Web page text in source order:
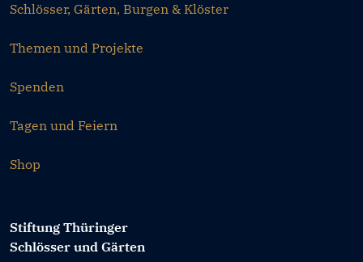
Schlösser, Gärten, Burgen & Klöster
Themen und Projekte
Spenden
Tagen und Feiern
Shop
Stiftung Thüringer
Schlösser und Gärten